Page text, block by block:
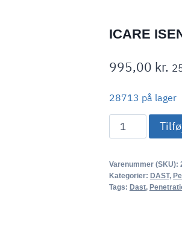
ICARE
995,00 kr.
28713 på lager
iCare
iSense
(Pentest)
antal
Varenummer (SKU):
Kategorier: DAST,
Tags: Dast,